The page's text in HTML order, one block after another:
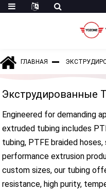
ГЛАВНАЯ
Экструдированные
Engineered for demanding
extruded tubing includes
tubing, PTFE braided
performance extrusion
custom sizes, our tubing
resistance, high purity,